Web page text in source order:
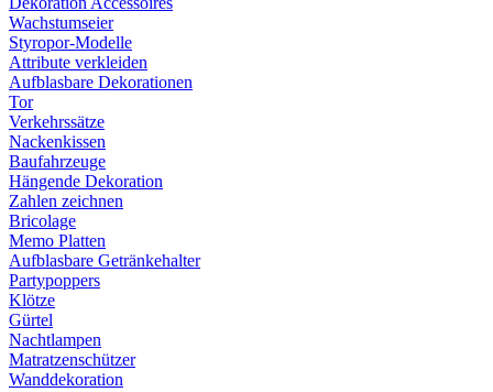
Wachstumseier
Styropor-Modelle
Attribute verkleiden
Aufblasbare Dekorationen
Tor
Verkehrssätze
Nackenkissen
Baufahrzeuge
Hängende Dekoration
Zahlen zeichnen
Bricolage
Memo Platten
Aufblasbare Getränkehalter
Partypoppers
Klötze
Gürtel
Nachtlampen
Matratzenschützer
Wanddekoration